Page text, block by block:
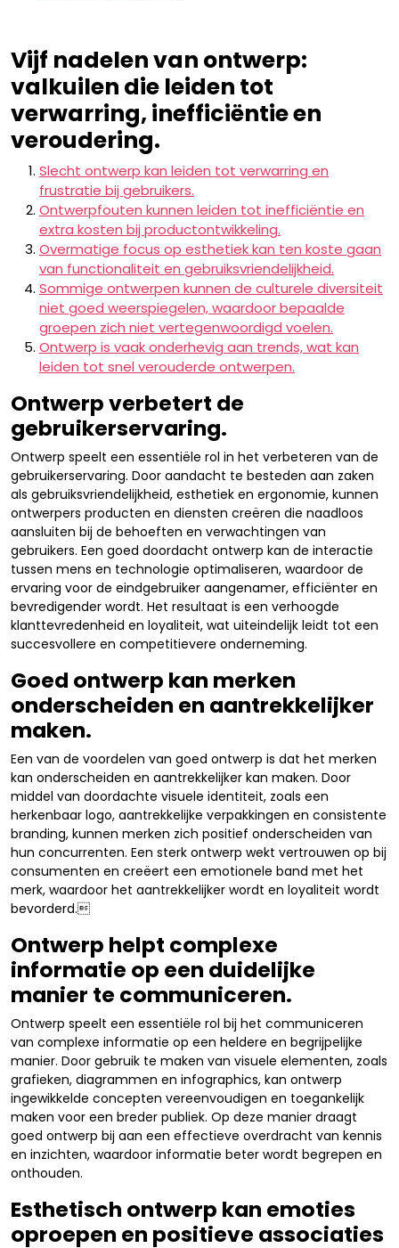
Vijf nadelen van ontwerp:
valkuilen die leiden tot
verwarring, inefficiëntie en
veroudering.
Slecht ontwerp kan leiden tot verwarring en
frustratie bij gebruikers.
Ontwerpfouten kunnen leiden tot inefficiëntie en
extra kosten bij productontwikkeling.
Overmatige focus op esthetiek kan ten koste gaan
van functionaliteit en gebruiksvriendelijkheid.
Sommige ontwerpen kunnen de culturele diversiteit
niet goed weerspiegelen, waardoor bepaalde
groepen zich niet vertegenwoordigd voelen.
Ontwerp is vaak onderhevig aan trends, wat kan
leiden tot snel verouderde ontwerpen.
Ontwerp verbetert de
gebruikerservaring.
Ontwerp speelt een essentiële rol in het verbeteren van de
gebruikerservaring. Door aandacht te besteden aan zaken
als gebruiksvriendelijkheid, esthetiek en ergonomie, kunnen
ontwerpers producten en diensten creëren die naadloos
aansluiten bij de behoeften en verwachtingen van
gebruikers. Een goed doordacht ontwerp kan de interactie
tussen mens en technologie optimaliseren, waardoor de
ervaring voor de eindgebruiker aangenamer, efficiënter en
bevredigender wordt. Het resultaat is een verhoogde
klanttevredenheid en loyaliteit, wat uiteindelijk leidt tot een
succesvollere en competitievere onderneming.
Goed ontwerp kan merken
onderscheiden en aantrekkelijker
maken.
Een van de voordelen van goed ontwerp is dat het merken
kan onderscheiden en aantrekkelijker kan maken. Door
middel van doordachte visuele identiteit, zoals een
herkenbaar logo, aantrekkelijke verpakkingen en consistente
branding, kunnen merken zich positief onderscheiden van
hun concurrenten. Een sterk ontwerp wekt vertrouwen op bij
consumenten en creëert een emotionele band met het
merk, waardoor het aantrekkelijker wordt en loyaliteit wordt
bevorderd.
Ontwerp helpt complexe
informatie op een duidelijke
manier te communiceren.
Ontwerp speelt een essentiële rol bij het communiceren
van complexe informatie op een heldere en begrijpelijke
manier. Door gebruik te maken van visuele elementen, zoals
grafieken, diagrammen en infographics, kan ontwerp
ingewikkelde concepten vereenvoudigen en toegankelijk
maken voor een breder publiek. Op deze manier draagt
goed ontwerp bij aan een effectieve overdracht van kennis
en inzichten, waardoor informatie beter wordt begrepen en
onthouden.
Esthetisch ontwerp kan emoties
oproepen en positieve associaties